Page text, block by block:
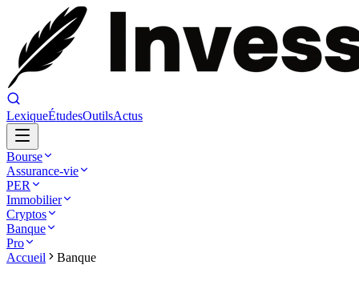
LexiqueÉtudesOutilsActus
Bourse
Assurance-vie
PER
Immobilier
Cryptos
Banque
Pro
Accueil
Banque